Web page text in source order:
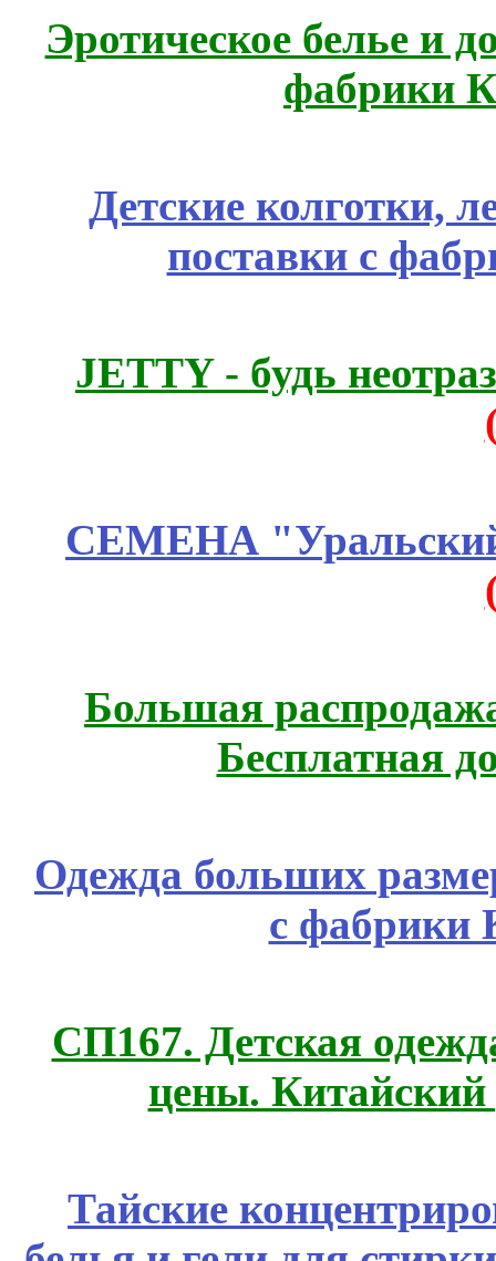
Эротическое белье и
фабрики
Детские колготки,
поставки с
JETTY - будь
СЕМЕНА
Большая
Бесплатная
Одежда больших
с фабрики
СП167. Детская
цены.
Тайские